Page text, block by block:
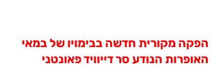
הפקה מקורית חדשה בבימויו של במאי
האופרות הנודע סר דייוויד פאונטני